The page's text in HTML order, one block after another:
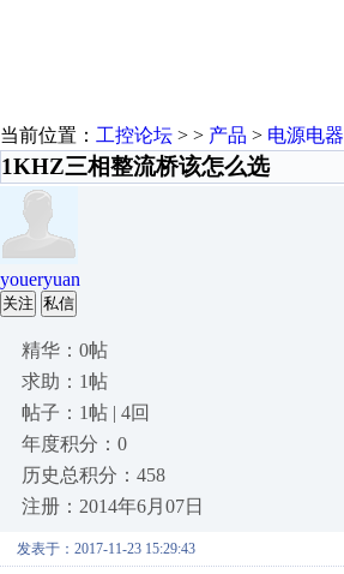
当前位置： 工控论坛 > > 产品 > 电源电器
1KHZ三相整流桥该怎么选
youeryuan
关注 私信
精华：0帖
求助：1帖
帖子：1帖 | 4回
年度积分：0
历史总积分：458
注册：2014年6月07日
发表于：2017-11-23 15:29:43